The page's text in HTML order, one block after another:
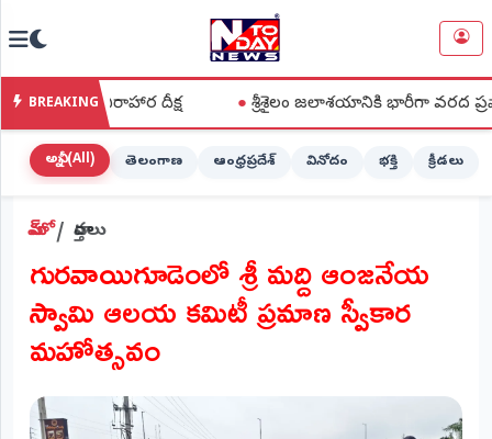
హోమ్
(Home)
STREAMING
లైవ్
(Live
TV)
రేడియో
BREAKING
నిరాహార దీక్ష ●శ్రీశైలం జలాశయానికి భారీగా వరద ప్రవాహం
అన్నీ (All) తెలంగాణ ఆంధ్రప్రదేశ్ వినోదం భక్తి క్రీడలు
హోమ్ వార్తలు
గురవాయిగూడెంలో శ్రీ మద్ది ఆంజనేయ
స్వామి ఆలయ కమిటీ ప్రమాణ స్వీకార
మహోత్సవం